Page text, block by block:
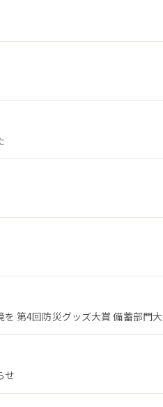
第4回防災グッズ大賞 備蓄部門
せ